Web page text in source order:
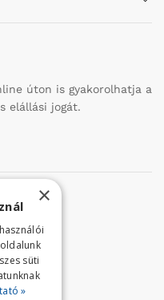
úton is gyakorolhatja a
elállási jogát.
17.
×
süti
»